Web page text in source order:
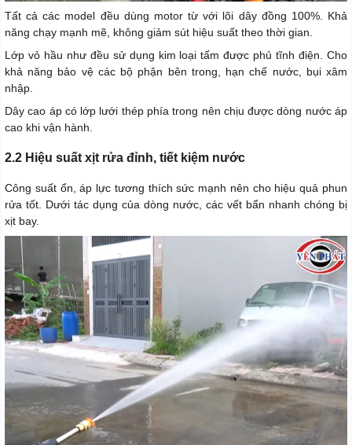
Tất cả các model đều dùng motor từ với lõi dây đồng 100%. Khả
năng chạy mạnh mẽ, không giảm sút hiệu suất theo thời gian.
Lớp vỏ hầu như đều sử dụng kim loại tấm được phủ tĩnh điện. Cho
khả năng bảo vệ các bộ phận bên trong, hạn chế nước, bụi xâm
nhập.
Dây cao áp có lớp lưới thép phía trong nên chịu được dòng nước áp
cao khi vận hành.
2.2 Hiệu suất xịt rửa đỉnh, tiết kiệm nước
Công suất ổn, áp lực tương thích sức mạnh nên cho hiệu quả phun
rửa tốt. Dưới tác dụng của dòng nước, các vết bẩn nhanh chóng bị
xịt bay.